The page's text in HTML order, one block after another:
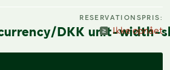
DKK unit-width-
RESERVATIONSPRIS:
Ikke opnået